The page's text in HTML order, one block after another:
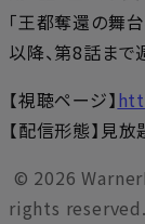
「王都奪還の舞
以降、第8話まで
【視聴ページ】
【配信形態】見放
© 2026
rights